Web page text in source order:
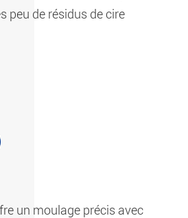
peu de résidus de cire
un moulage précis avec